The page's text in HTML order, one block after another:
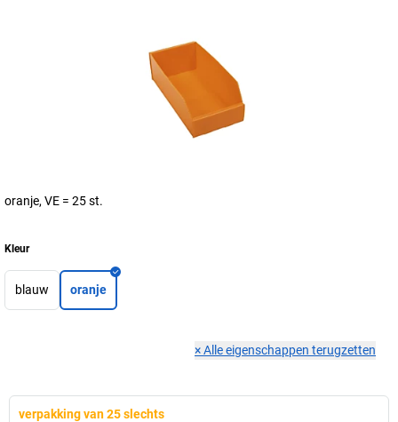
oranje, VE = 25 st.
Kleur
blauw oranje
×Alle eigenschappen terugzetten
verpakking van 25 slechts